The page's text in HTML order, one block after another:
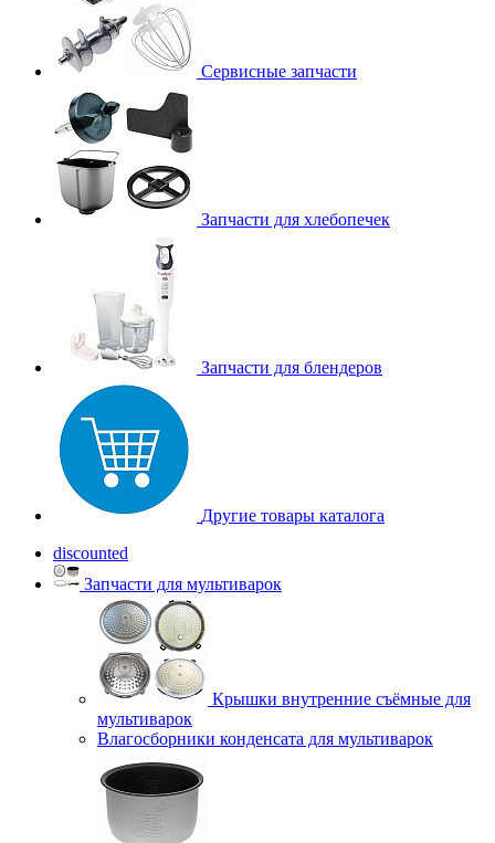
Сервисные запчасти
Запчасти для хлебопечек
Запчасти для блендеров
Другие товары каталога
discounted
Запчасти для мультиварок
Крышки внутренние съёмные для
мультиварок
Влагосборники конденсата для мультиварок